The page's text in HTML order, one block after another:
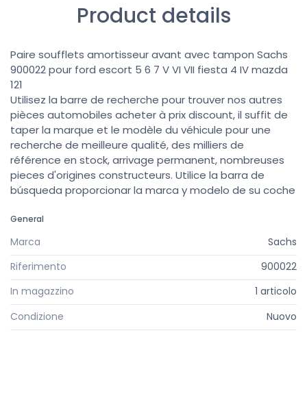
Product details
Paire soufflets amortisseur avant avec tampon Sachs
900022 pour ford escort 5 6 7 V VI VII fiesta 4 IV mazda
121
Utilisez la barre de recherche pour trouver nos autres
pièces automobiles acheter à prix discount, il suffit de
taper la marque et le modèle du véhicule pour une
recherche de meilleure qualité, des milliers de
référence en stock, arrivage permanent, nombreuses
pieces d'origines constructeurs. Utilice la barra de
búsqueda proporcionar la marca y modelo de su coche
General
Marca
Sachs
Riferimento
900022
In magazzino
1 articolo
Condizione
Nuovo